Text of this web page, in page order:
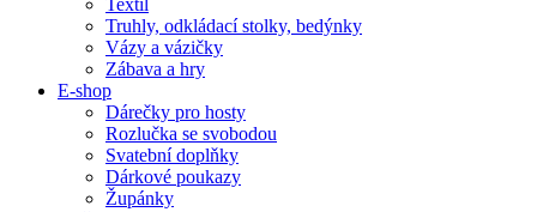
Textil
Truhly, odkládací stolky, bedýnky
Vázy a vázičky
Zábava a hry
E-shop
Dárečky pro hosty
Rozlučka se svobodou
Svatební doplňky
Dárkové poukazy
Župánky